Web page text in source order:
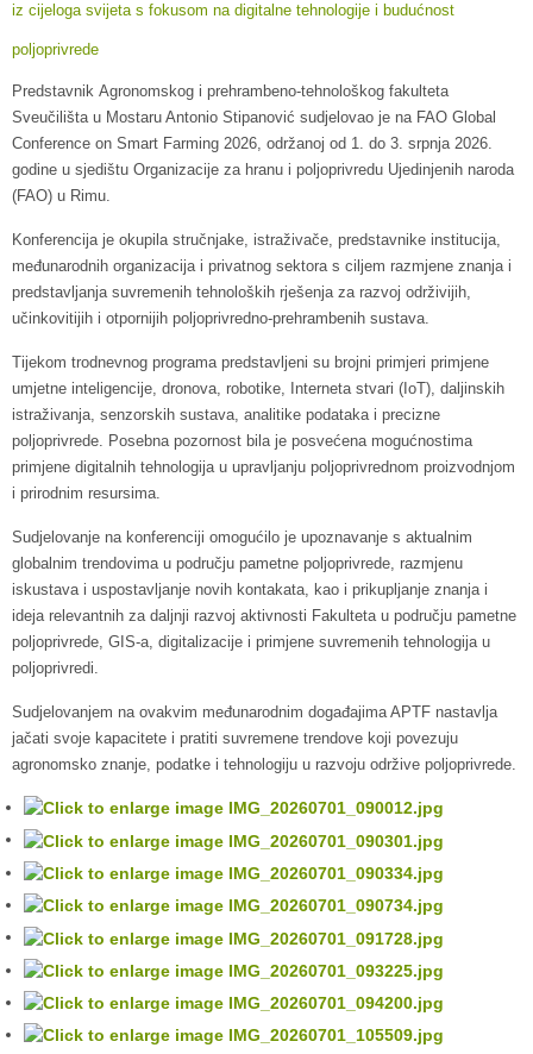
iz cijeloga svijeta s fokusom na digitalne tehnologije i budućnost
poljoprivrede
Predstavnik Agronomskog i prehrambeno-tehnološkog fakulteta
Sveučilišta u Mostaru Antonio Stipanović sudjelovao je na FAO Global
Conference on Smart Farming 2026, održanoj od 1. do 3. srpnja 2026.
godine u sjedištu Organizacije za hranu i poljoprivredu Ujedinjenih naroda
(FAO) u Rimu.
Konferencija je okupila stručnjake, istraživače, predstavnike institucija,
međunarodnih organizacija i privatnog sektora s ciljem razmjene znanja i
predstavljanja suvremenih tehnoloških rješenja za razvoj održivijih,
učinkovitijih i otpornijih poljoprivredno-prehrambenih sustava.
Tijekom trodnevnog programa predstavljeni su brojni primjeri primjene
umjetne inteligencije, dronova, robotike, Interneta stvari (IoT), daljinskih
istraživanja, senzorskih sustava, analitike podataka i precizne
poljoprivrede. Posebna pozornost bila je posvećena mogućnostima
primjene digitalnih tehnologija u upravljanju poljoprivrednom proizvodnjom
i prirodnim resursima.
Sudjelovanje na konferenciji omogućilo je upoznavanje s aktualnim
globalnim trendovima u području pametne poljoprivrede, razmjenu
iskustava i uspostavljanje novih kontakata, kao i prikupljanje znanja i
ideja relevantnih za daljnji razvoj aktivnosti Fakulteta u području pametne
poljoprivrede, GIS-a, digitalizacije i primjene suvremenih tehnologija u
poljoprivredi.
Sudjelovanjem na ovakvim međunarodnim događajima APTF nastavlja
jačati svoje kapacitete i pratiti suvremene trendove koji povezuju
agronomsko znanje, podatke i tehnologiju u razvoju održive poljoprivrede.